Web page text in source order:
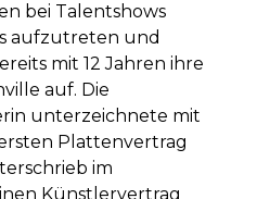
bei Talentshows
aufzutreten und
mit 12 Jahren ihre
auf. Die
unterzeichnete mit
Plattenvertrag
im
Künstlervertrag